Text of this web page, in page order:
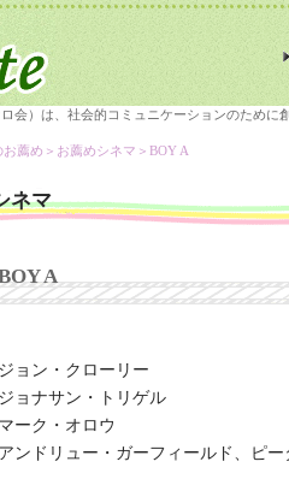
会）は、社会的コミュニケーションのために
薦め＞ お薦めシネマ ＞BOY A
ネマ
A
ョン・クローリー
ョナサン・トリゲル
ーク・オロウ
ンドリュー・ガーフィールド、ピー